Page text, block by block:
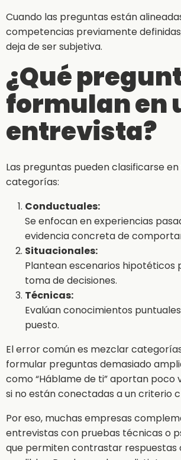
Cuando las preguntas están
competencias previamente
deja de ser subjetiva.
¿Qué
formulan en
entrevista?
Las preguntas pueden clasificarse
categorías:
Conductuales:
Se enfocan en experiencias
evidencia concreta de
Situacionales:
Plantean escenarios hipotéticos
toma de decisiones.
Técnicas:
Evalúan conocimientos
puesto.
El error común es mezclar
formular preguntas demasiado
como “Háblame de ti” aportan poco
si no están conectadas a un criterio
Por eso, muchas empresas
entrevistas con pruebas técnicas o
que permiten contrastar respuestas